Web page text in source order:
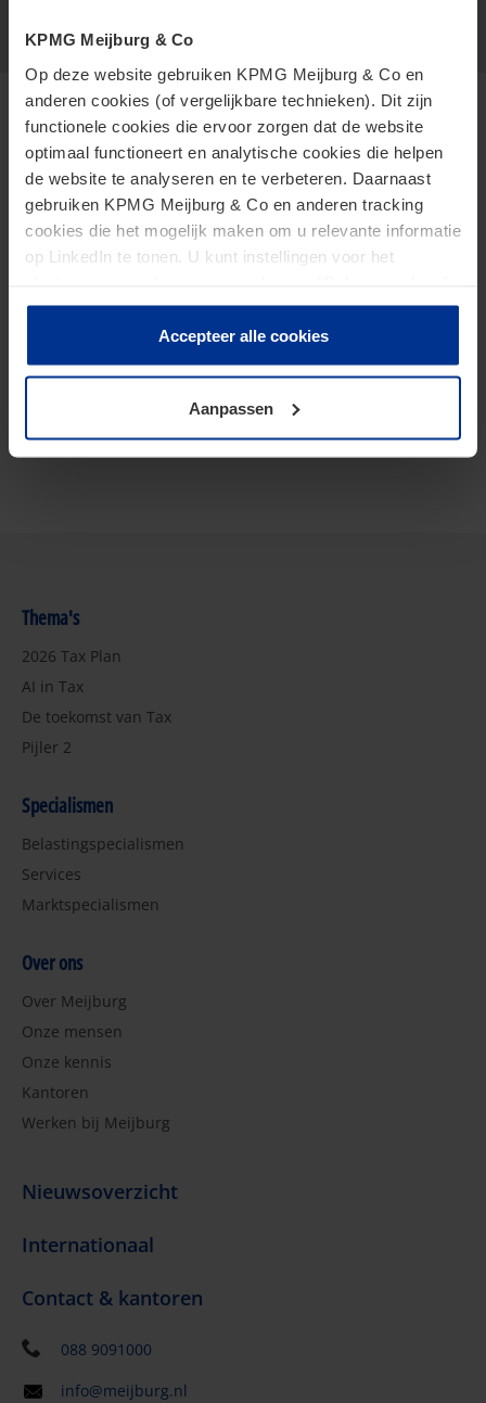
KPMG Meijburg & Co
Op deze website gebruiken KPMG Meijburg & Co en
anderen cookies (of vergelijkbare technieken). Dit zijn
functionele cookies die ervoor zorgen dat de website
optimaal functioneert en analytische cookies die helpen
de website te analyseren en te verbeteren. Daarnaast
gebruiken KPMG Meijburg & Co en anderen tracking
cookies die het mogelijk maken om u relevante informatie
op LinkedIn te tonen. U kunt instellingen voor het
te klikken. Als u op “Accepteer alle cookies” klikt, geeft u
toestemming voor het gebruik van alle cookies. Deze
toestemming kunt u altijd weer intrekken.
Accepteer alle cookies
Aanpassen
Specialismen
Internationaal belastingrecht
Familie & Bedrijf
Thema's
2026 Tax Plan
AI in Tax
De toekomst van Tax
Pijler 2
Specialismen
Belastingspecialismen
Services
Marktspecialismen
Over ons
Over Meijburg
Onze mensen
Onze kennis
Kantoren
Werken bij Meijburg
Nieuwsoverzicht
Internationaal
Contact & kantoren
088 9091000
info@meijburg.nl